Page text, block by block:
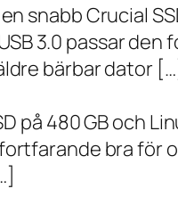
snabb Crucial
3.0 passar den
bärbar dator
480 GB och
bra för